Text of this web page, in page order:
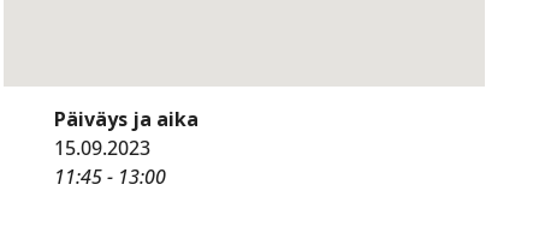
Päiväys ja aika
15.09.2023
11:45 - 13:00